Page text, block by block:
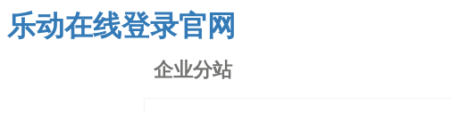
乐动在线登录官网
企业分站